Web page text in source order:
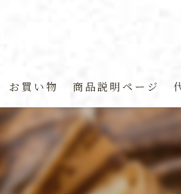
お買い物 商品説明ページ